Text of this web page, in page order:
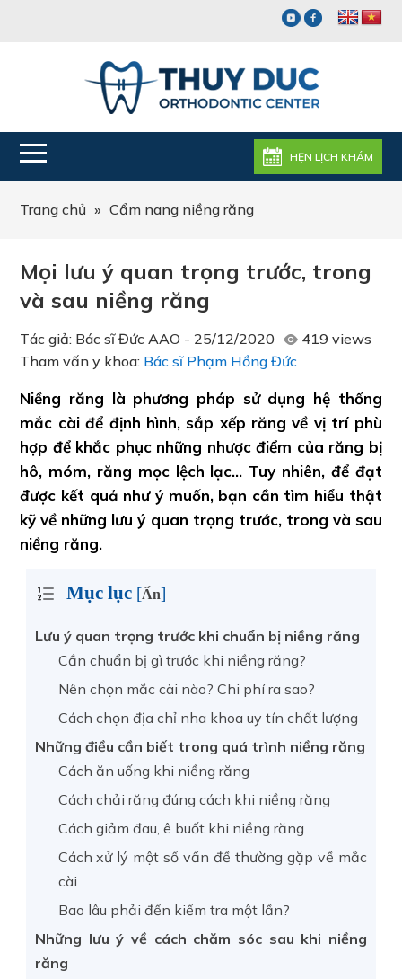
HẸN LỊCH KHÁM
Trang chủ » Cẩm nang niềng răng
Mọi lưu ý quan trọng trước, trong
và sau niềng răng
Tác giả: Bác sĩ Đức AAO - 25/12/2020
419 views
Tham vấn y khoa: Bác sĩ Phạm Hồng Đức
Niềng răng là phương pháp sử dụng hệ thống
mắc cài để định hình, sắp xếp răng về vị trí phù
hợp để khắc phục những nhược điểm của răng bị
hô, móm, răng mọc lệch lạc… Tuy nhiên, để đạt
được kết quả như ý muốn, bạn cần tìm hiểu thật
kỹ về những lưu ý quan trọng trước, trong và sau
niềng răng.
Mục lục [Ẩn]
Lưu ý quan trọng trước khi chuẩn bị niềng răng
Cần chuẩn bị gì trước khi niềng răng?
Nên chọn mắc cài nào? Chi phí ra sao?
Cách chọn địa chỉ nha khoa uy tín chất lượng
Những điều cần biết trong quá trình niềng răng
Cách ăn uống khi niềng răng
Cách chải răng đúng cách khi niềng răng
Cách giảm đau, ê buốt khi niềng răng
Cách xử lý một số vấn đề thường gặp về mắc
cài
Bao lâu phải đến kiểm tra một lần?
Những lưu ý về cách chăm sóc sau khi niềng
răng